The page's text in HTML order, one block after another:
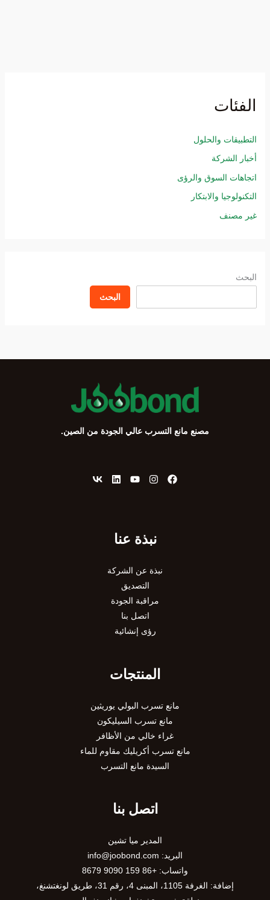
الفئات
التطبيقات والحلول
أخبار الشركة
اتجاهات السوق والرؤى
التكنولوجيا والابتكار
غير مصنف
البحث
البحث
مصنع مانع التسرب عالي الجودة من الصين.
نبذة عنا
نبذة عن الشركة
التصديق
مراقبة الجودة
اتصل بنا
رؤى إنشائية
المنتجات
مانع تسرب البولي يوريثين
مانع تسرب السيليكون
غراء خالي من الأظافر
مانع تسرب أكريليك مقاوم للماء
السيدة مانع التسرب
اتصل بنا
المدير ميا تشين
البريد: info@joobond.com
واتساب: +86 159 9090 8679
إضافة: الغرفة 1105، المبنى 4، رقم 31، طريق لونغتشنغ،